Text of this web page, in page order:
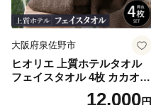
大阪府泉佐野市
ヒオリエ 上質ホテルタオル
フェイスタオル 4枚 カカオ
【タオル 泉州タオル 吸水 普
12,000円